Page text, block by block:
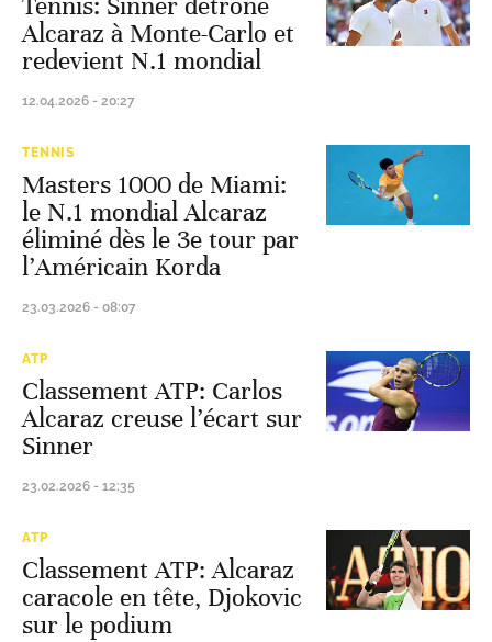
Alcaraz à Monte-Carlo et
redevient N.1 mondial
12.04.2026 - 20:27
TENNIS
Masters 1000 de Miami:
le N.1 mondial Alcaraz
éliminé dès le 3e tour par
l’Américain Korda
23.03.2026 - 08:07
ATP
Classement ATP: Carlos
Alcaraz creuse l’écart sur
Sinner
23.02.2026 - 12:35
ATP
Classement ATP: Alcaraz
caracole en tête, Djokovic
sur le podium